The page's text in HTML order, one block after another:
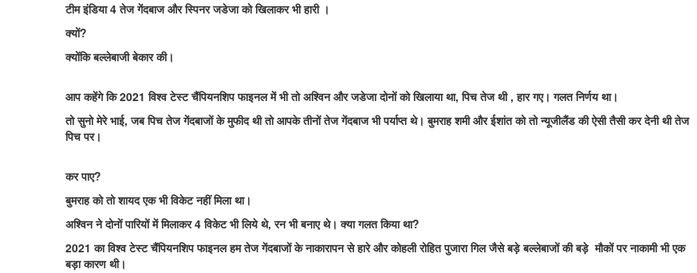
टीम इंडिया 4 तेज गेंदबाज और स्पिनर जडेजा को खिलाकर भी हारी ।
क्यों?
क्योंकि बल्लेबाजी बेकार की।
आप कहेंगे कि 2021 विश्व टेस्ट चैंपियनशिप फाइनल में भी तो अश्विन और जडेजा दोनों को खिलाया था, पिच तेज थी , हार गए। गलत निर्णय था।
तो सुनो मेरे भाई, जब पिच तेज गेंदबाजों के मुफीद थी तो आपके तीनों तेज गेंदबाज भी पर्याप्त थे। बुमराह शमी और ईशांत को तो न्यूजीलैंड की ऐसी तैसी कर देनी थी तेज
पिच पर।
कर पाए?
बुमराह को तो शायद एक भी विकेट नहीं मिला था।
अश्विन ने दोनों पारियों में मिलाकर 4 विकेट भी लिये थे, रन भी बनाए थे। क्या गलत किया था?
2021 का विश्व टेस्ट चैंपियनशिप फाइनल हम तेज गेंदबाजों के नाकारापन से हारे और कोहली रोहित पुजारा गिल जैसे बड़े बल्लेबाजों की बड़े मौकों पर नाकामी भी एक
बड़ा कारण थी।